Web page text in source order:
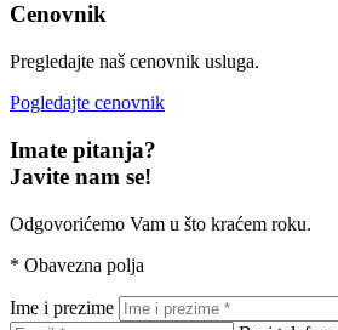
Cenovnik
Pregledajte naš cenovnik usluga.
Pogledajte cenovnik
Imate pitanja?
Javite nam se!
Odgovorićemo Vam u što kraćem roku.
* Obavezna polja
Ime i prezime